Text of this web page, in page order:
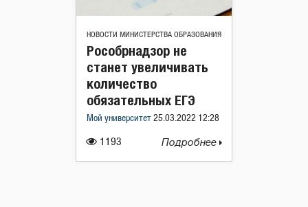
НОВОСТИ МИНИСТЕРСТВА ОБРАЗОВАНИЯ
1193
Рособрнадзор не
станет увеличивать
количество
обязательных ЕГЭ
Мой университет 25.03.2022 12:28
Подробнее